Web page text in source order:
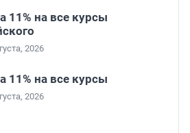
11% на все курсы
2026
11% на все курсы
2026